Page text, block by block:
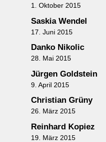
1. Oktober 2015
Saskia Wendel
17. Juni 2015
Danko Nikolic
28. Mai 2015
Jürgen Goldstein
9. April 2015
Christian Grüny
26. März 2015
Reinhard Kopiez
19. März 2015